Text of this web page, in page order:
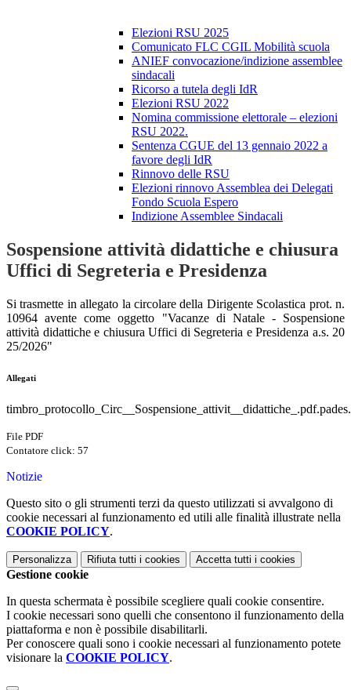
Elezioni RSU 2025
Comunicato FLC CGIL Mobilità scuola
ANIEF convocazione/indizione assemblee
sindacali
Ricorso a tutela degli IdR
Elezioni RSU 2022
Nomina commissione elettorale – elezioni
RSU 2022.
Sentenza CGUE del 13 gennaio 2022 a
favore degli IdR
Rinnovo delle RSU
Elezioni rinnovo Assemblea dei Delegati
Fondo Scuola Espero
Indizione Assemblee Sindacali
Sospensione attività didattiche e chiusura
Uffici di Segreteria e Presidenza
Si trasmette in allegato la circolare della Dirigente Scolastica prot. n.
10964 avente come oggetto "Vacanze di Natale - Sospensione
attività didattiche e chiusura Uffici di Segreteria e Presidenza a.s. 20
25/2026"
Allegati
File PDF
Contatore click: 57
Notizie
Questo sito o gli strumenti terzi da questo utilizzati si avvalgono di
cookie necessari al funzionamento ed utili alle finalità illustrate nella
COOKIE POLICY.
Personalizza Rifiuta tutti i cookies Accetta tutti i cookies
Gestione cookie
In questa schermata è possibile scegliere quali cookie consentire.
I cookie necessari sono quelli che consentono il funzionamento della
piattaforma e non è possibile disabilitarli.
Per conoscere quali sono i cookie necessari al funzionamento potete
visionare la COOKIE POLICY.